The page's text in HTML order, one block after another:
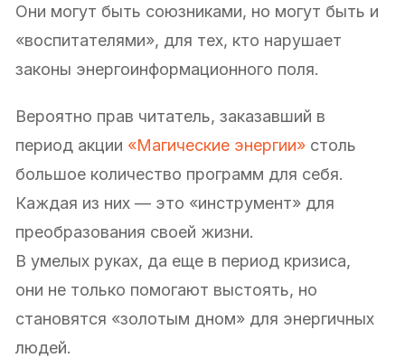
Они могут быть союзниками, но могут быть и
«воспитателями», для тех, кто нарушает
законы энергоинформационного поля.
Вероятно прав читатель, заказавший в
период акции «Магические энергии» столь
большое количество программ для себя.
Каждая из них — это «инструмент» для
преобразования своей жизни.
В умелых руках, да еще в период кризиса,
они не только помогают выстоять, но
становятся «золотым дном» для энергичных
людей.